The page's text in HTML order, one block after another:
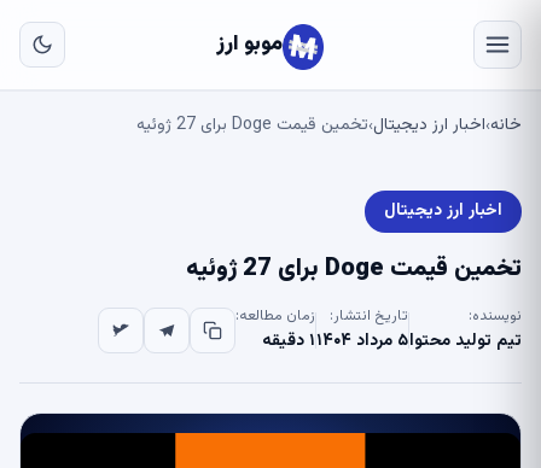
موبو ارز
خانه›اخبار ارز دیجیتال›تخمین قیمت Doge برای 27 ژوئیه
اخبار ارز دیجیتال
تخمین قیمت Doge برای 27 ژوئیه
نویسنده:
تیم تولید محتوا
تاریخ انتشار:
۵ مرداد ۱۴۰۴
زمان مطالعه:
۱ دقیقه